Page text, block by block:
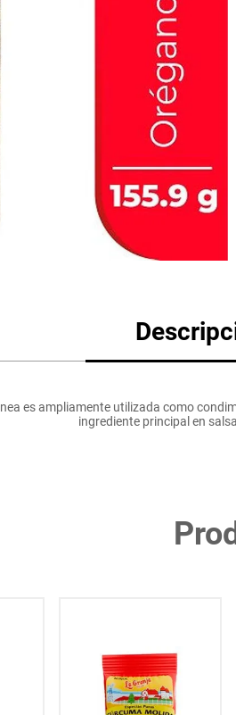
es ampliamente utilizada como
ingrediente principal en